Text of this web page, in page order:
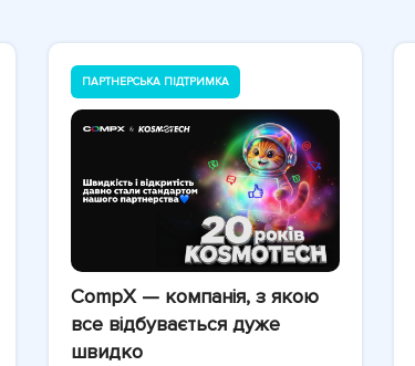
ПАРТНЕРСЬКА ПІДТРИМКА
CompX — компанія, з якою
все відбувається дуже
швидко